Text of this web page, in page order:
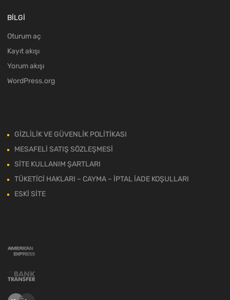
BİLGİ
Oturum aç
Kayıt akışı
Yorum akışı
WordPress.org
GİZLİLİK VE GÜVENLİK POLİTİKASI
MESAFELİ SATIŞ SÖZLEŞMESİ
SİTE KULLANIM ŞARTLARI
TÜKETİCİ HAKLARI – CAYMA – İPTAL İADE KOŞULLARI
ESKİ SİTE